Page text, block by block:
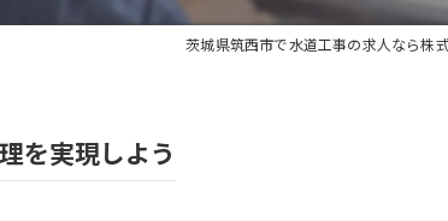
茨城県筑西市で水道工事の求人なら株
を実現しよう